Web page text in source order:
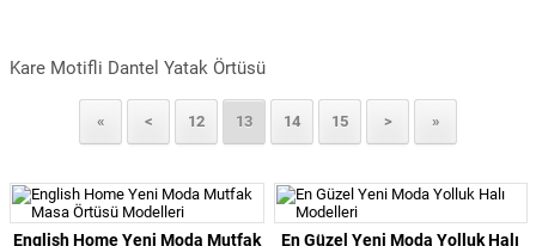
Kare Motifli Dantel Yatak Örtüsü
« < 12 13 14 15 > »
English Home Yeni Moda Mutfak
En Güzel Yeni Moda Yolluk Halı